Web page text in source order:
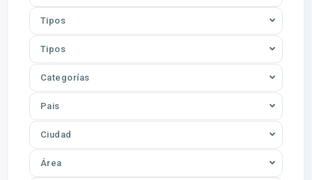
Tipos
Tipos
Categorías
Pais
Ciudad
Área